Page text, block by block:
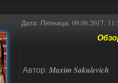
Дата: Пятница, 09.06.2017,
Автор: Maxim Sakulevich